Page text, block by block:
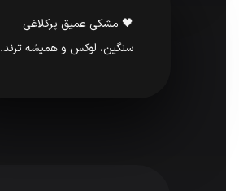
🖤 مشکی عمیق پرکلاغی
سنگین، لوکس و همیشه ترند.